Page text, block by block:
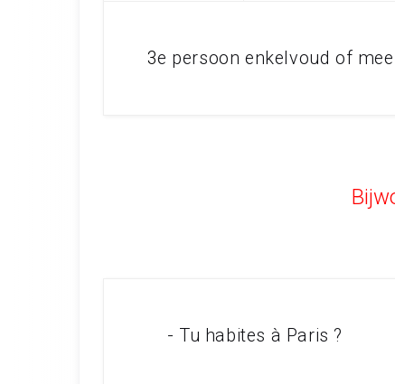
3e persoon enkelvoud of
- Tu habites à Paris ?